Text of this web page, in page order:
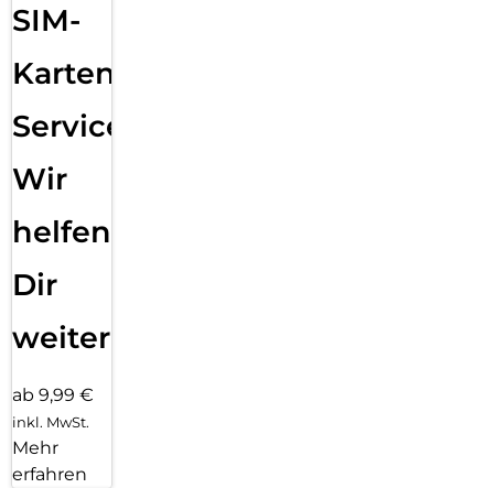
SIM-
Karten
Service:
Wir
helfen
Dir
weiter
ab 9,99 €
inkl. MwSt.
Mehr
erfahren